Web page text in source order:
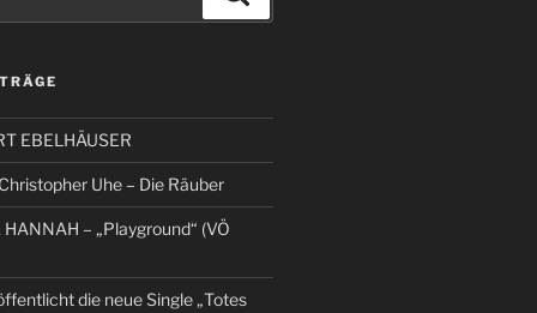
EBELHÄUSER
Uhe – Die Räuber
– „Playground“ (VÖ
die neue Single „Totes